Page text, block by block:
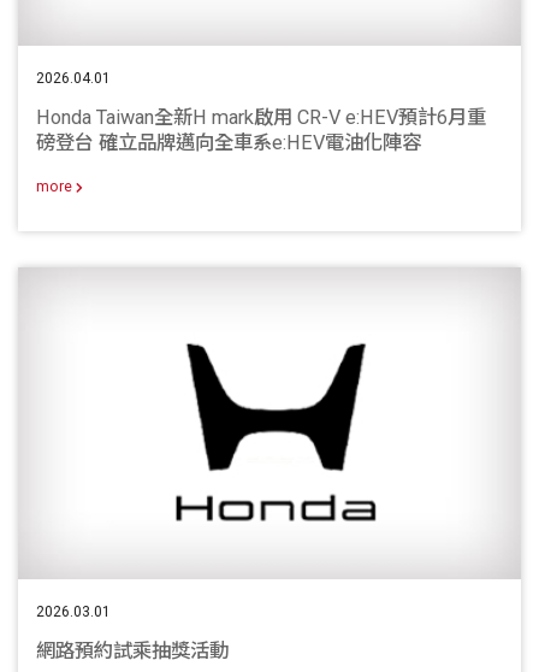
2026.04.01
Honda Taiwan全新H mark啟用 CR-V e:HEV預計6月重
磅登台 確立品牌邁向全車系e:HEV電油化陣容
more
2026.03.01
網路預約試乘抽獎活動